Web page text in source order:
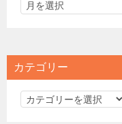
カテゴリー
カ